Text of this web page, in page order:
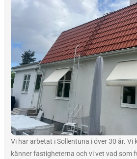
Vi har arbetat i Sollentuna i över 30 år. Vi
känner fastigheterna och vi vet vad som